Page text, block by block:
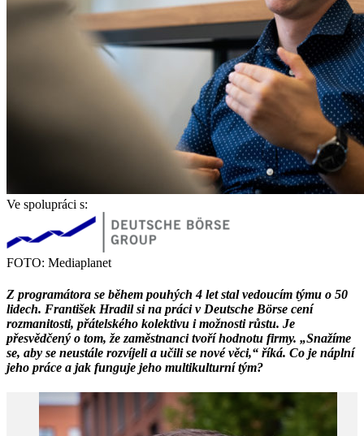
Ve spolupráci s:
FOTO: Mediaplanet
Z programátora se během pouhých 4 let stal vedoucím týmu o 50
lidech. František Hradil si na práci v Deutsche Börse cení
rozmanitosti, přátelského kolektivu i možnosti růstu. Je
přesvědčený o tom, že zaměstnanci tvoří hodnotu firmy. „Snažíme
se, aby se neustále rozvíjeli a učili se nové věci,“ říká. Co je náplní
jeho práce a jak funguje jeho multikulturní tým?